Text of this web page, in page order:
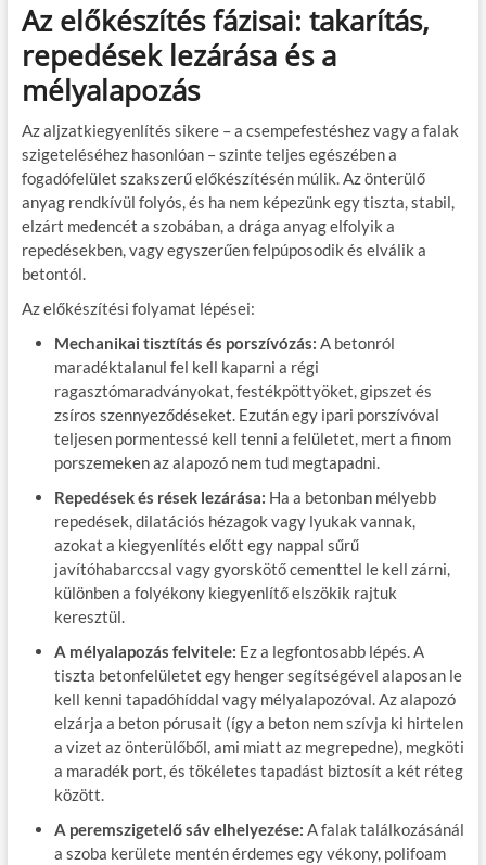
Az előkészítés fázisai: takarítás,
repedések lezárása és a
mélyalapozás
Az aljzatkiegyenlítés sikere – a csempefestéshez vagy a falak
szigeteléséhez hasonlóan – szinte teljes egészében a
fogadófelület szakszerű előkészítésén múlik. Az önterülő
anyag rendkívül folyós, és ha nem képezünk egy tiszta, stabil,
elzárt medencét a szobában, a drága anyag elfolyik a
repedésekben, vagy egyszerűen felpúposodik és elválik a
betontól.
Az előkészítési folyamat lépései:
Mechanikai tisztítás és porszívózás: A betonról
maradéktalanul fel kell kaparni a régi
ragasztómaradványokat, festékpöttyöket, gipszet és
zsíros szennyeződéseket. Ezután egy ipari porszívóval
teljesen pormentessé kell tenni a felületet, mert a finom
porszemeken az alapozó nem tud megtapadni.
Repedések és rések lezárása: Ha a betonban mélyebb
repedések, dilatációs hézagok vagy lyukak vannak,
azokat a kiegyenlítés előtt egy nappal sűrű
javítóhabarccsal vagy gyorskötő cementtel le kell zárni,
különben a folyékony kiegyenlítő elszökik rajtuk
keresztül.
A mélyalapozás felvitele: Ez a legfontosabb lépés. A
tiszta betonfelületet egy henger segítségével alaposan le
kell kenni tapadóhíddal vagy mélyalapozóval. Az alapozó
elzárja a beton pórusait (így a beton nem szívja ki hirtelen
a vizet az önterülőből, ami miatt az megrepedne), megköti
a maradék port, és tökéletes tapadást biztosít a két réteg
között.
A peremszigetelő sáv elhelyezése: A falak találkozásánál
a szoba kerülete mentén érdemes egy vékony, polifoam